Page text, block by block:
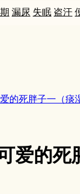
漏尿 失眠 盗汗
的死胖子一（痰
爱的死